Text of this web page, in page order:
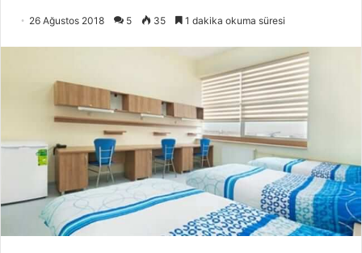
26 Ağustos 2018 5 35 1 dakika okuma süresi